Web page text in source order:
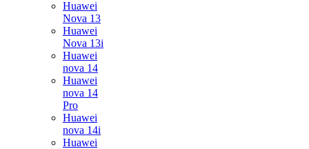
Huawei
Nova 13
Huawei
Nova 13i
Huawei
nova 14
Huawei
nova 14
Pro
Huawei
nova 14i
Huawei